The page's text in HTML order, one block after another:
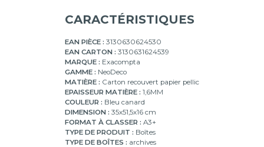
CARACTÉRISTIQUES
EAN PIÈCE : 3130630624530
EAN CARTON : 3130631624539
MARQUE : Exacompta
GAMME : NeoDeco
MATIÈRE : Carton recouvert papier pellic
EPAISSEUR MATIÈRE : 1,6MM
COULEUR : Bleu canard
DIMENSION : 35x51,5x16 cm
FORMAT À CLASSER : A3+
TYPE DE PRODUIT : Boîtes
TYPE DE BOÎTES : archives